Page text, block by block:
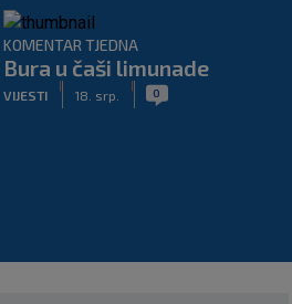
KOMENTAR TJEDNA
Bura u čaši limunade
VIJESTI 18. srp. 0